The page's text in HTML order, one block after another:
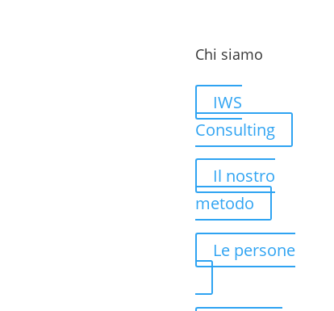
Chi siamo
IWS
Consulting
Il nostro
metodo
Le persone